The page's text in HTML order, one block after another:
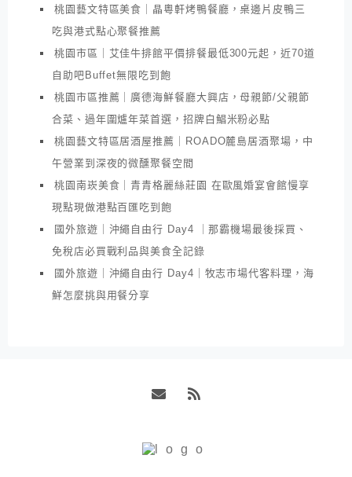
桃園藝文特區美食｜晶粵軒烤鴨餐廳，桌邊片皮鴨三
吃與港式點心聚餐推薦
桃園市區｜艾佳牛排館平價排餐最低300元起，近70道
自助吧Buffet無限吃到飽
桃園市區推薦｜廣德海鮮餐廳大興店，母親節/父親節
合菜、過年圍爐年菜首選，招牌白鯧米粉必點
桃園藝文特區居酒屋推薦｜ROADO麓島居酒聚場，中
午營業到深夜的微醺聚餐空間
桃園南崁美食｜青青格麗絲莊園 在歐風婚宴會館慢享
現點現做港點百匯吃到飽
國外旅遊｜沖繩自由行 Day4 ｜那霸機場最後採買、
免稅店必買戰利品與美食全記錄
國外旅遊｜沖繩自由行 Day4｜牧志市場代客料理，海
鮮怎麼挑與用餐分享